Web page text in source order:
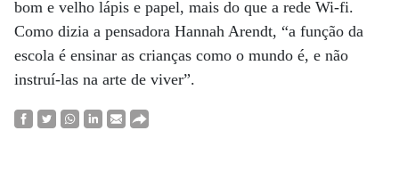
bom e velho lápis e papel, mais do que a rede Wi-fi.
Como dizia a pensadora Hannah Arendt, “a função da
escola é ensinar as crianças como o mundo é, e não
instruí-las na arte de viver”.